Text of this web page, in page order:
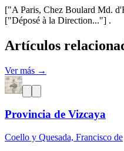
["A Paris, Chez Boulard Md.
["Déposé à la Direction..."] .
Artículos
Ver más →
Provincia de Vizcaya
Coello y Quesada, Francisco de